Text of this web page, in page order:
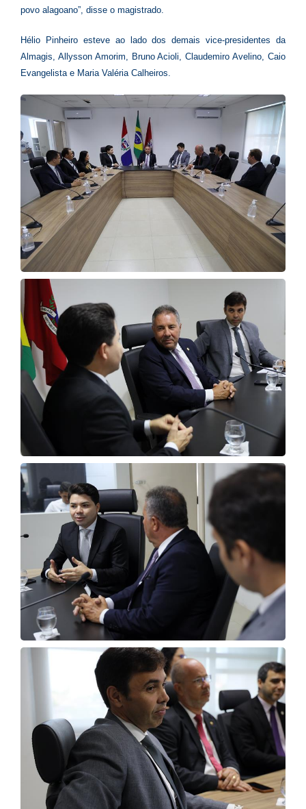
povo alagoano”, disse o magistrado.
Hélio Pinheiro esteve ao lado dos demais vice-presidentes da
Almagis, Allysson Amorim, Bruno Acioli, Claudemiro Avelino, Caio
Evangelista e Maria Valéria Calheiros.